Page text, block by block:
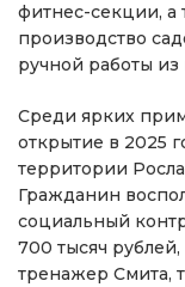
фитнес-секции, а
производство
ручной работы из
Среди ярких
открытие в 2025
территории
Гражданин
социальный
700 тысяч
тренажер Смита,